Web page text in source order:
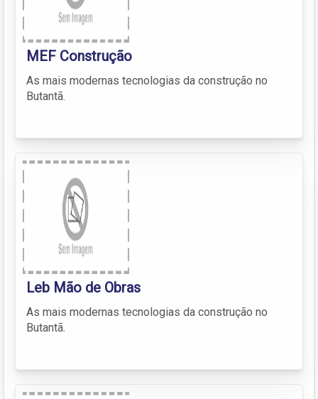
MEF Construção
As mais modernas tecnologias da construção no
Butantã.
Leb Mão de Obras
As mais modernas tecnologias da construção no
Butantã.